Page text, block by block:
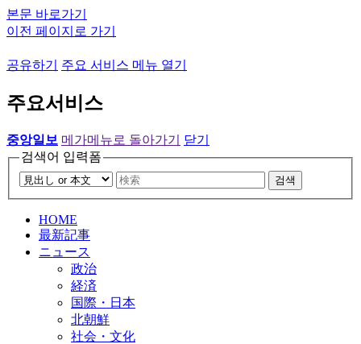
본문 바로가기
이전 페이지로 가기
공유하기 주요 서비스 메뉴 열기
주요서비스
중앙일보 메가메뉴로 돌아가기
닫기
검색어 입력폼
검색
HOME
最新記事
ニュース
政治
経済
国際・日本
北朝鮮
社会・文化